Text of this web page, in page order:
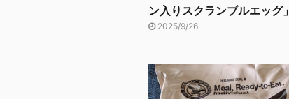
ン入りスクランブルエッグ」
2025/9/26